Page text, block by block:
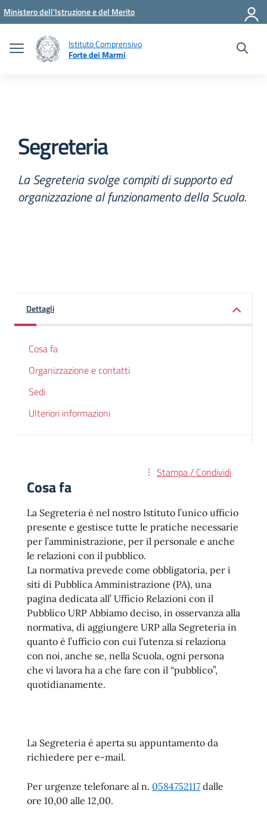
Vai ai contenuti
Vai al menu di navigazione
Vai al footer
Ministero dell'Istruzione e del Merito
Istituto Comprensivo
Forte dei Marmi
Segreteria
La Segreteria svolge compiti di supporto ed
organizzazione al funzionamento della Scuola.
Dettagli
Cosa fa
Organizzazione e contatti
Sedi
Ulteriori informazioni
Stampa / Condividi
Cosa fa
La Segreteria è nel nostro Istituto l’unico ufficio
presente e gestisce tutte le pratiche necessarie
per l’amministrazione, per il personale e anche
le relazioni con il pubblico.
La normativa prevede come obbligatoria, per i
siti di Pubblica Amministrazione (PA), una
pagina dedicata all’ Ufficio Relazioni con il
Pubblico URP Abbiamo deciso, in osservanza alla
normativa, di aggiungere URP alla Segreteria in
quanto è l’ufficio con cui l’utenza si relaziona
con noi, anche se, nella Scuola, ogni persona
che vi lavora ha a che fare con il “pubblico”,
quotidianamente.
La Segreteria è aperta su appuntamento da
richiedere per e-mail.
Per urgenze telefonare al n. 0584752117 dalle
ore 10,00 alle 12,00.